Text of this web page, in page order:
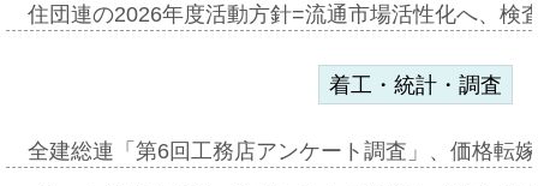
住団連の2026年度活動方針=流通市場活性化へ、検
着工・統計・調査
全建総連「第6回工務店アンケート調査」、価格転